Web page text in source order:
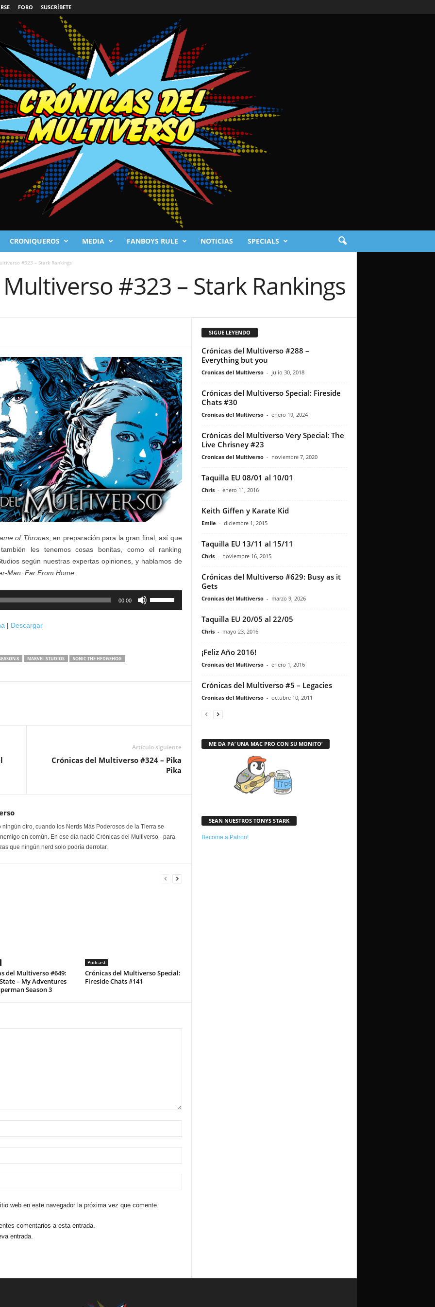
FORO SUSCRÍBETE
CRONIQUEROS MEDIA FANBOYS RULE NOTICIAS SPECIALS
#323 – Stark Rankings
#323 – Stark Rankings
of Thrones, en preparación para la gran final, así que
les tenemos cosas bonitas, como el ranking
según nuestras expertas opiniones, y hablamos de
Man: Far From Home.
00:00
volumen.
| Descargar
8 MARVEL STUDIOS
SONIC THE HEDGEHOG
Artículo siguiente
Crónicas del Multiverso #324 – Pika
Pika
ningún otro, cuando los Nerds Más Poderosos de la Tierra se
en común. En ese día nació Crónicas del Multiverso - para
que ningún nerd solo podría derrotar.
del Multiverso #649:
– My Adventures
Season 3
Podcast
Crónicas del Multiverso Special:
Fireside Chats #141
web en este navegador la próxima vez que comente.
comentarios a esta entrada.
entrada.
SIGUE LEYENDO
Crónicas del Multiverso #288 –
Everything but you
Cronicas del Multiverso - julio 30, 2018
Crónicas del Multiverso Special: Fireside
Chats #30
Cronicas del Multiverso - enero 19, 2024
Crónicas del Multiverso Very Special: The
Live Chrisney #23
Cronicas del Multiverso - noviembre 7, 2020
Taquilla EU 08/01 al 10/01
Chris - enero 11, 2016
Keith Giffen y Karate Kid
Emile - diciembre 1, 2015
Taquilla EU 13/11 al 15/11
Chris - noviembre 16, 2015
Crónicas del Multiverso #629: Busy as it
Gets
Cronicas del Multiverso - marzo 9, 2026
Taquilla EU 20/05 al 22/05
Chris - mayo 23, 2016
¡Feliz Año 2016!
Cronicas del Multiverso - enero 1, 2016
Crónicas del Multiverso #5 – Legacies
Cronicas del Multiverso - octubre 10, 2011
ME DA PA’ UNA MAC PRO CON SU MONITO’
SEAN NUESTROS TONYS STARK
Become a Patron!